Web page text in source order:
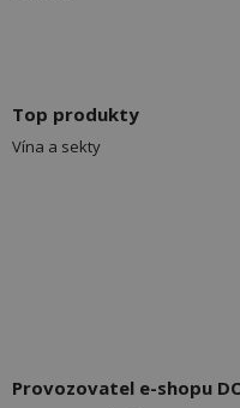
Top produkty
Vína a sekty
Provozovatel e-shopu